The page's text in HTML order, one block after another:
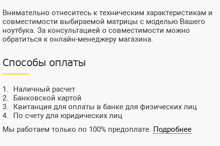
Внимательно отнеситесь к техническим характеристикам и
совместимости выбираемой матрицы с моделью Вашего
ноутбука. За консультацией о совместимости можно
обратиться к онлайн-менеджеру магазина.
Способы оплаты
Наличный расчет
Банковской картой
Квитанция для оплаты в банке для физических лиц
По счету для юридических лиц
Мы работаем только по 100% предоплате. Подробнее